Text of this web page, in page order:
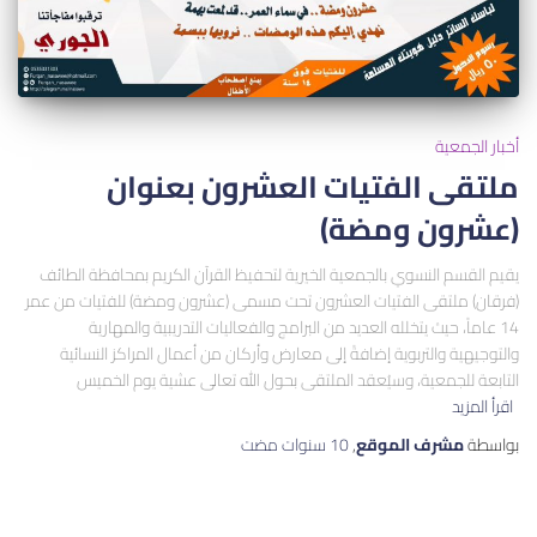
أخبار الجمعية
ملتقى الفتيات العشرون بعنوان
(عشرون ومضة)
يقيم القسم النسوي بالجمعية الخيرية لتحفيظ القرآن الكريم بمحافظة الطائف
(فرقان) ملتقى الفتيات العشرون تحت مسمى (عشرون ومضة) للفتيات من عمر
14 عاماً، حيث يتخلله العديد من البرامج والفعاليات التدريبية والمهارية
والتوجيهية والتربوية إضافةً إلى معارض وأركان من أعمال المراكز النسائية
التابعة للجمعية، وسيُعقد الملتقى بحول الله تعالى عشية يوم الخميس
اقرأ المزيد
بواسطةمشرف الموقع,10 سنوات مضت